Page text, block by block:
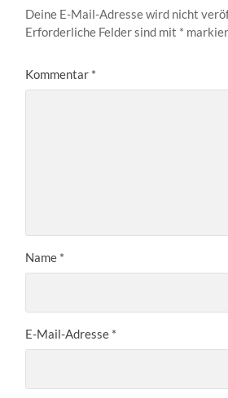
Deine E-Mail-Adresse wird nicht
Erforderliche Felder sind mit *
Kommentar *
Name *
E-Mail-Adresse *